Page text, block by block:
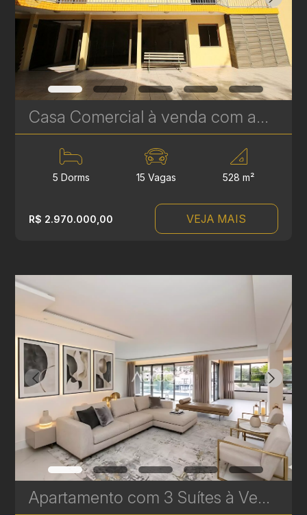
Casa Comercial à venda com amplo terreno de 528 m² no Seminário, Curitiba | Ref. 1814
5 Dorms 15 Vagas 528 m²
R$ 2.970.000,00 VEJA MAIS
Apartamento com 3 Suítes à Venda no LandHaus Plaenge – 193 m² no Ecoville | Ref. 615